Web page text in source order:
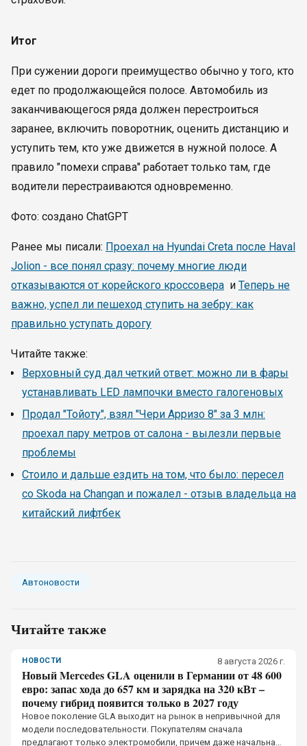
Итог
При сужении дороги преимущество обычно у того, кто
едет по продолжающейся полосе. Автомобиль из
заканчивающегося ряда должен перестроиться
заранее, включить поворотник, оценить дистанцию и
уступить тем, кто уже движется в нужной полосе. А
правило "помехи справа" работает только там, где
водители перестраиваются одновременно.
Фото: создано ChatGPT
Ранее мы писали: Проехал на Hyundai Creta после Haval
Jolion - все понял сразу: почему многие люди
отказываются от корейского кроссовера и Теперь не
важно, успел ли пешеход ступить на зебру: как
правильно уступать дорогу
Читайте также:
Верховный суд дал четкий ответ: можно ли в фары
устанавливать LED лампочки вместо галогеновых
Продал "Тойоту", взял "Чери Арризо 8" за 3 млн:
проехал пару метров от салона - вылезли первые
проблемы
Стоило и дальше ездить на том, что было: пересел
со Skoda на Changan и пожалел - отзыв владельца на
китайский лифтбек
Автоновости
Читайте также
НОВОСТИ 8 августа 2026 г.
Новый Mercedes GLA оценили в Германии от 48 600
евро: запас хода до 657 км и зарядка на 320 кВт –
почему гибрид появится только в 2027 году
Новое поколение GLA выходит на рынок в непривычной для
модели последовательности. Покупателям сначала
предлагают только электромобили, причем даже начальная